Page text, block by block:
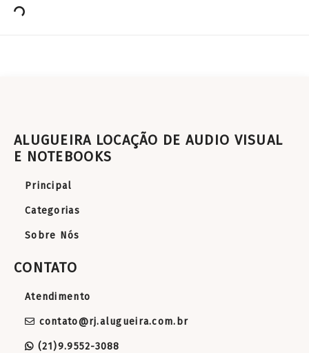
ALUGUEIRA LOCAÇÃO DE AUDIO VISUAL
E NOTEBOOKS
Principal
Categorias
Sobre Nós
CONTATO
Atendimento
contato@rj.alugueira.com.br
(21)9.9552-3088